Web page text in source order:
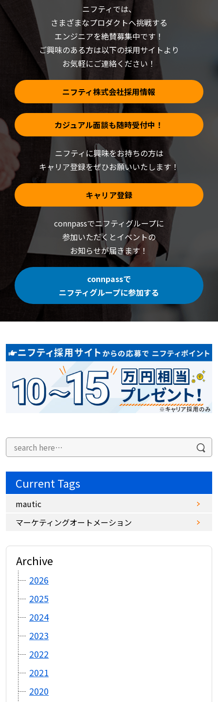
し
い
ウ
ィ
開
き
す)
ま
す)
ニフティでは、
さまざまなプロダクトへ挑戦する
エンジニアを絶賛募集中です！
ご興味のある方は以下の採用サイトより
お気軽にご連絡ください！
ニフティ株式会社採用情報
カジュアル面談も随時受付中！
ニフティに興味をお持ちの方は
キャリア登録をぜひお願いいたします！
キャリア登録
connpassでニフティグループに
参加いただくとイベントの
お知らせが届きます！
connpassで
ニフティグループに参加する
Current Tags
mautic
マーケティングオートメーション
Archive
2026
2025
2024
2023
2022
2021
2020